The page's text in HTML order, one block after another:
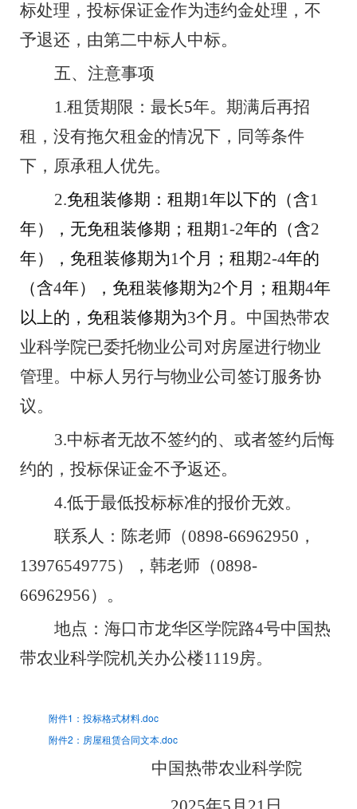
标处理，投标保证金作为违约金处理，不
予退还，由第二中标人中标。
五、注意事项
1.租赁期限：最长5年。期满后再招
租，没有拖欠租金的情况下，同等条件
下，原承租人优先。
2.免租装修期：租期1年以下的（含1
年），无免租装修期；租期1-2年的（含2
年），免租装修期为1个月；租期2-4年的
（含4年），免租装修期为2个月；租期4年
以上的，免租装修期为3个月。 中国热带农
业科学院已委托物业公司对房屋进行物业
管理。中标人另行与物业公司签订服务协
议。
3.中标者无故不签约的、或者签约后悔
约的，投标保证金不予返还。
4.低于最低投标标准的报价无效。
联系人：陈老师（0898-66962950 ，
13976549775），韩老师（0898-
66962956）。
地点：海口市龙华区学院路4号中国热
带农业科学院机关办公楼1119房。
附件1：投标格式材料.doc
附件2：房屋租赁合同文本.doc
中国热带农业科学院